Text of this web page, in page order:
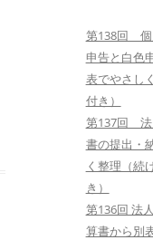
第138回 個
申告と白色
表でやさし
付き）
第137回 法
書の提出・
く整理（続
き）
第136回 法
算書から別